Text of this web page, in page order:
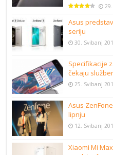
Asus
seriju
30. Svibanj
Specifikacije
čekaju
25. Svibanj
Asus
lipnju
12. Svibanj
Xiaomi Mi